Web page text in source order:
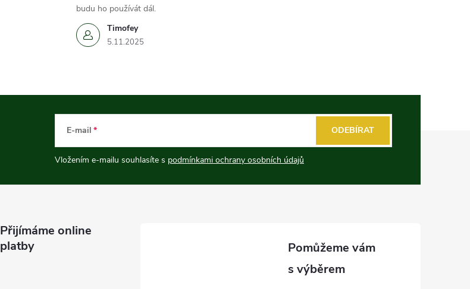
Timofey
5.11.2025
budu ho používát dál.
E-mail
Vložením e-mailu souhlasíte s podmínkami ochrany osobních údajů
ODEBÍRAT
Přijímáme online
platby